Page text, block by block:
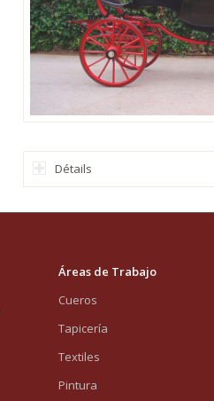
Détails
Áreas de Trabajo
Cueros
Tapicería
Textiles
Pintura